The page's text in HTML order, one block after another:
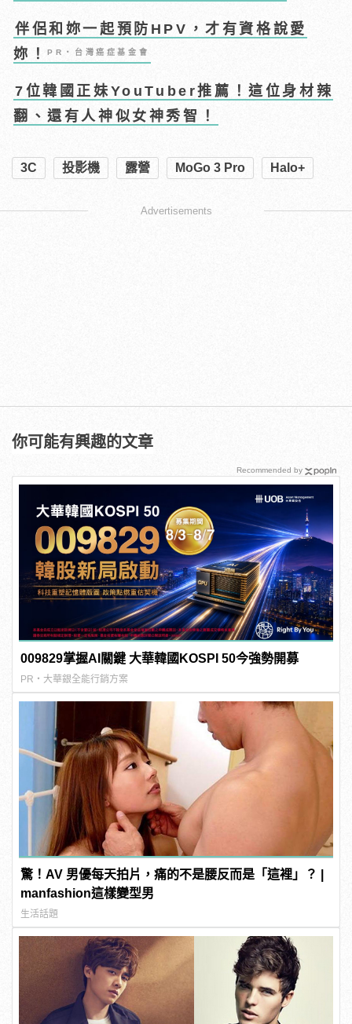
伴侶和妳一起預防HPV，才有資格說愛
妳！PR・台灣癌症基金會
7位韓國正妹YouTuber推薦！這位身材辣
翻、還有人神似女神秀智！
3C 投影機 露營 MoGo 3 Pro Halo+
Advertisements
你可能有興趣的文章
009829掌握AI關鍵 大華韓國KOSPI 50今強勢開募
PR・大華銀全能行銷方案
驚！AV 男優每天拍片，痛的不是腰反而是「這裡」？ |
manfashion這樣變型男
生活話題
Recommended by